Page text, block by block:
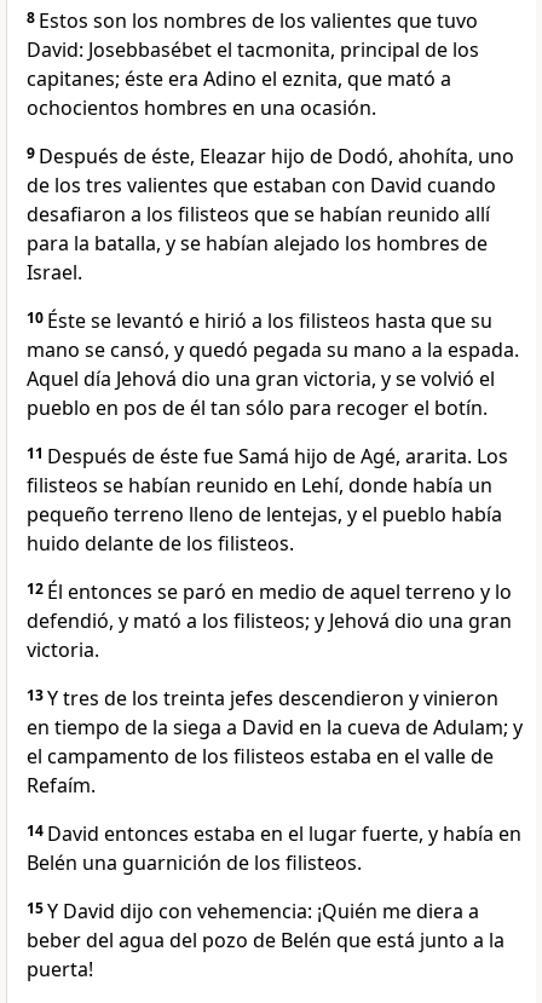
8 Estos son los nombres de los valientes que tuvo
David: Josebbasébet el tacmonita, principal de los
capitanes; éste era Adino el eznita, que mató a
ochocientos hombres en una ocasión.
9 Después de éste, Eleazar hijo de Dodó, ahohíta, uno
de los tres valientes que estaban con David cuando
desafiaron a los filisteos que se habían reunido allí
para la batalla, y se habían alejado los hombres de
Israel.
10 Éste se levantó e hirió a los filisteos hasta que su
mano se cansó, y quedó pegada su mano a la espada.
Aquel día Jehová dio una gran victoria, y se volvió el
pueblo en pos de él tan sólo para recoger el botín.
11 Después de éste fue Samá hijo de Agé, ararita. Los
filisteos se habían reunido en Lehí, donde había un
pequeño terreno lleno de lentejas, y el pueblo había
huido delante de los filisteos.
12 Él entonces se paró en medio de aquel terreno y lo
defendió, y mató a los filisteos; y Jehová dio una gran
victoria.
13Y tres de los treinta jefes descendieron y vinieron
en tiempo de la siega a David en la cueva de Adulam; y
el campamento de los filisteos estaba en el valle de
Refaím.
14 David entonces estaba en el lugar fuerte, y había en
Belén una guarnición de los filisteos.
15Y David dijo con vehemencia: ¡Quién me diera a
beber del agua del pozo de Belén que está junto a la
puerta!